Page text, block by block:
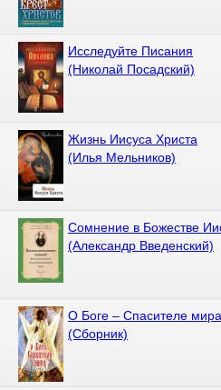
Исследуйте Писания
(Николай Посадский)
Жизнь Иисуса Христа
(Илья Мельников)
Сомнение в Божестве
(Александр Введенский)
О Боге – Cпасителе мира
(Сборник)